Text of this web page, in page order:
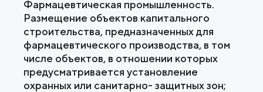
Фармацевтическая промышленность.
Размещение объектов капитального
строительства, предназначенных для
фармацевтического производства, в том
числе объектов, в отношении которых
предусматривается установление
охранных или санитарно- защитных зон;